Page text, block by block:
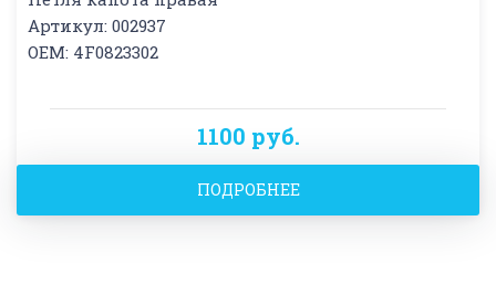
Артикул: 002937
OEM: 4F0823302
1100 руб.
ПОДРОБНЕЕ